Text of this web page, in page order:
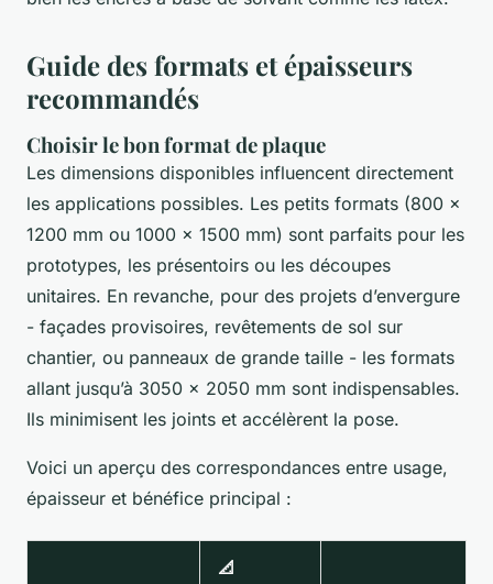
Guide des formats et épaisseurs
recommandés
Choisir le bon format de plaque
Les dimensions disponibles influencent directement
les applications possibles. Les petits formats (800 x
1200 mm ou 1000 x 1500 mm) sont parfaits pour les
prototypes, les présentoirs ou les découpes
unitaires. En revanche, pour des projets d’envergure
- façades provisoires, revêtements de sol sur
chantier, ou panneaux de grande taille - les formats
allant jusqu’à 3050 x 2050 mm sont indispensables.
Ils minimisent les joints et accélèrent la pose.
Voici un aperçu des correspondances entre usage,
épaisseur et bénéfice principal :
📐